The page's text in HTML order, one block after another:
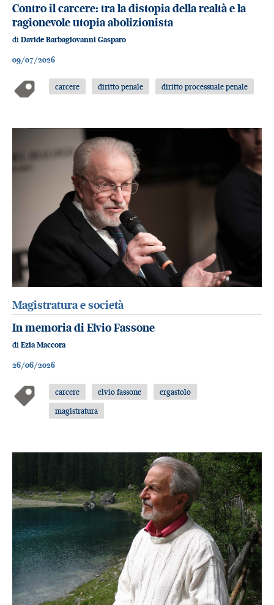
Contro il carcere: tra la distopia della realtà e la
ragionevole utopia abolizionista
di Davide Barbagiovanni Gasparo
09/07/2026
carcere diritto penale diritto processuale penale
Magistratura e società
In memoria di Elvio Fassone
di Ezia Maccora
26/06/2026
carcere elvio fassone
ergastolo
magistratura